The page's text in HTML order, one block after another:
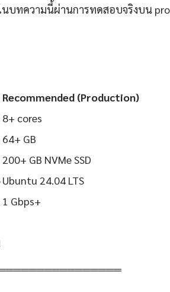
บทความนี้ผ่านการทดสอบจริงบน
Recommended (Production)
8+ cores
64+ GB
200+ GB NVMe SSD
Ubuntu 24.04 LTS
1 Gbps+